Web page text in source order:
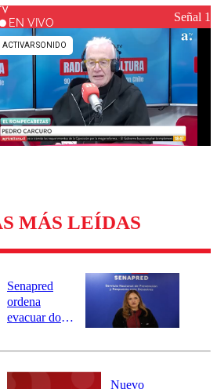
de Chile
EN VIVO Señal 1
MÁS LEÍDAS
Senapred
ordena
evacuar dos
Carahue por
río Damas:
Nuevo